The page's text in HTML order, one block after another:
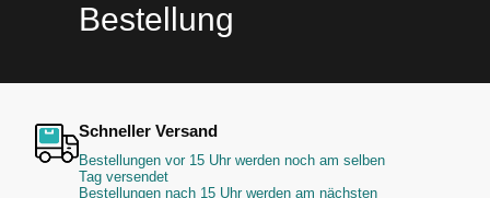
Bestellung
Schneller Versand
Bestellungen vor 15 Uhr werden noch am selben
Tag versendet
Bestellungen nach 15 Uhr werden am nächsten